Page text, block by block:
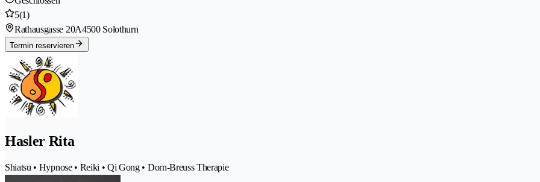
5(1)
Rathausgasse 20A4500 Solothurn
Termin reservieren
Hasler Rita
Shiatsu • Hypnose • Reiki • Qi Gong • Dorn-Breuss Therapie